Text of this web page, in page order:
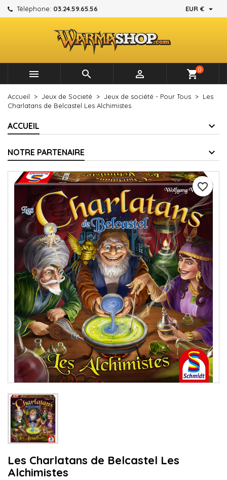
Téléphone: 03.24.59.65.56 EUR € 
   shopping_cart0
Accueil Jeux de Societé Jeux de société - Pour Tous
Les
Charlatans de Belcastel Les Alchimistes
ACCUEIL
NOTRE PARTENAIRE
Les Charlatans de Belcastel Les
Alchimistes
favorite_border
Mes listes d'envies ×
Créer une nouvelle liste
Créer une liste d'envies ×
Nom de la liste d'envies
Annuler Créer une liste d'envies
Connexion ×
Vous devez être connecté pour ajouter des produits à
votre liste d'envies.